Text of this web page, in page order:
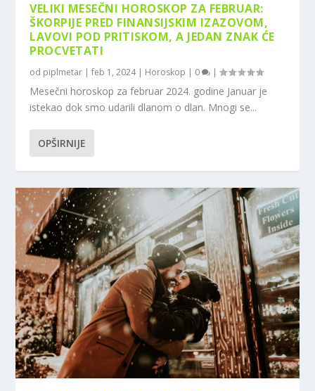
VELIKI MESEČNI HOROSKOP ZA FEBRUAR:
ŠKORPIJE PRED FINANSIJSKIM IZAZOVOM,
LAVOVI POD PRITISKOM, A JEDAN ZNAK ĆE
PROCVETATI
od piplmetar |feb 1, 2024| Horoskop | 0 |
Mesečni horoskop za februar 2024. godine Januar je
istekao dok smo udarili dlanom o dlan. Mnogi se...
OPŠIRNIJE